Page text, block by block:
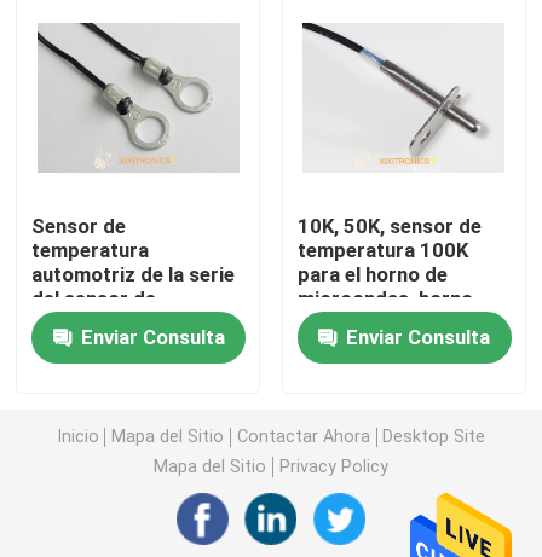
Sensor de temperatura automotriz
Termistor de cristal de NTC
Termistores revestidos de epoxy
Sensores del aparato electrodoméstico
Sensores de temperatura de la IDT del platino
Sensores de temperatura impermeables
Sensor de
temperatura
automotriz de la serie
del sensor de
temperatura de los
cargadores de batería
de automóvil MFS
Enviar Consulta
10K, 50K, sensor de
temperatura 100K
para el horno de
microondas, horno
eléctrico, sartén del
aire, serie cocida
eléctrica de la placa
Enviar Consulta
Inicio Mapa del Sitio Contactar Ahora
Desktop Site
Mapa del Sitio
Privacy Policy